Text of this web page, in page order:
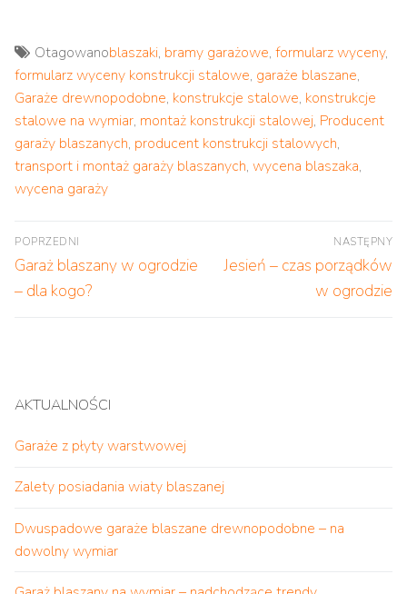
Otagowanoblaszaki, bramy garażowe, formularz wyceny,
formularz wyceny konstrukcji stalowe, garaże blaszane,
Garaże drewnopodobne, konstrukcje stalowe, konstrukcje
stalowe na wymiar, montaż konstrukcji stalowej, Producent
garaży blaszanych, producent konstrukcji stalowych,
transport i montaż garaży blaszanych, wycena blaszaka,
wycena garaży
Nawigacja
wpisu
POPRZEDNI
Poprzedni
wpis:
Garaż blaszany w ogrodzie
– dla kogo?
NASTĘPNY
Następny
Jesień – czas porządków
w ogrodzie
AKTUALNOŚCI
Garaże z płyty warstwowej
Zalety posiadania wiaty blaszanej
Dwuspadowe garaże blaszane drewnopodobne – na
dowolny wymiar